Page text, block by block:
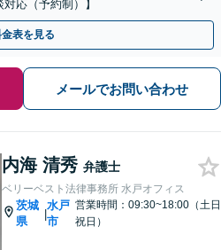
応（予約制）】
表を見る
メールでお問い合わせ
内海 清秀 弁護士
ベリーベスト法律事務所 水戸オフィス
茨城
県
|
水戸
市
営業時間：09:30~18:00（土日
祝日）